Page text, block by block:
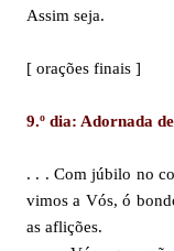
Assim seja.
[ orações finais ]
9.º dia: Adornada
. . . Com júbilo no
vimos a Vós, ó
as aflições.